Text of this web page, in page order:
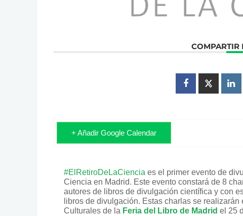
COMPARTIR
+ Añadir Google Calendar
#ElRetiroDeLaCiencia es el primer evento de
Ciencia en Madrid. Este evento constará de 8
autores de libros de divulgación científica y con
libros de divulgación. Estas charlas se
Culturales de la Feria del Libro de Madrid el 25